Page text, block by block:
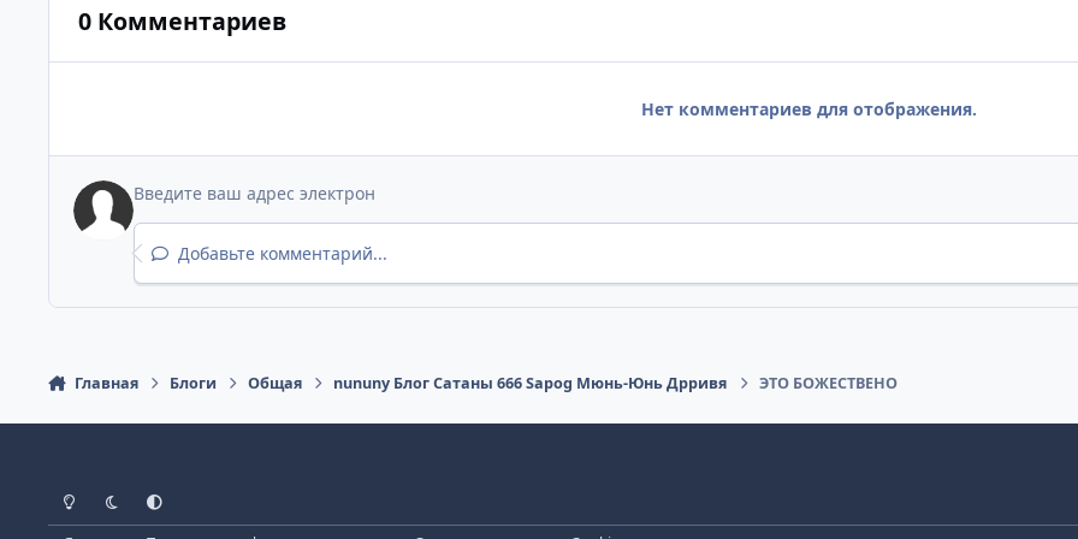
0 Комментариев
Нет комментариев для отображения.
Добавьте комментарий...
Главная Блоги Общая nununy Блог Сатаны 666 Sapog Мюнь-Юнь Дрривя ЭТО БОЖЕСТВЕНО
Светлый режим
Темный режим
Как в системе